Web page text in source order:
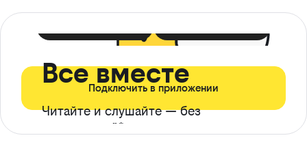
Все вместе
Читайте и слушайте — без
ограничений*
Подключить в приложении